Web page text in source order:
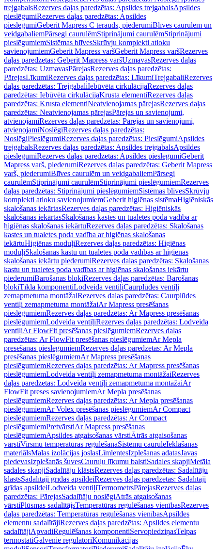
trejgabalsRezerves daļas paredzētas: Apsildes trejgabalsApsildes
pieslēgumiRezerves daļas paredzētas: Apsildes
pieslēgumiGeberit Mapress C tērauds, piederumiBlīves caurulēm un
veidgabaliemPārsegi caurulēmStiprinājumi caurulēmStiprinājumi
pieslēgumiemSistēmas blīvesSkrūvju komplekti atloku
savienojumiemGeberit Mapress varšGeberit Mapress varšRezerves
daļas paredzētas: Geberit Mapress varšUzmavasRezerves daļas
paredzētas: UzmavasPārejasRezerves daļas paredzētas:
PārejasLīkumiRezerves daļas paredzētas: LīkumiTrejgabaliRezerves
daļas paredzētas: TrejgabaliIebūvēta cirkulācijaRezerves daļas
paredzētas: Iebūvēta cirkulācijaKrusta elementiRezerves daļas
paredzētas: Krusta elementiNeatvienojamas pārejasRezerves daļas
paredzētas: Neatvienojamas pārejasPārejas un savienojumi,
atvienojamiRezerves daļas paredzētas: Pārejas un savienojumi,
atvienojamiNoslēgiRezerves daļas paredzētas:
NoslēgiPieslēgumiRezerves daļas paredzētas: PieslēgumiApsildes
trejgabalsRezerves daļas paredzētas: Apsildes trejgabalsApsildes
pieslēgumiRezerves daļas paredzētas: Apsildes pieslēgumiGeberit
Mapress varš, piederumiRezerves daļas paredzētas: Geberit Mapress
varš, piederumiBlīves caurulēm un veidgabaliemPārsegi
caurulēmStiprinājumi caurulēmStiprinājumi pieslēgumiemRezerves
daļas paredzētas: Stiprinājumi pieslēgumiemSistēmas blīvesSkrūvju
komplekti atloku savienojumiemGeberit higiēnas sistēmaHigiēniskās
skalošanas iekārtasRezerves daļas paredzētas: Higiēniskās
skalošanas iekārtasSkalošanas kastes un tualetes poda vadība ar
higiēnas skalošanas iekārtuRezerves daļas paredzētas: Skalošanas
kastes un tualetes poda vadība ar higiēnas skalošanas
iekārtuHigiēnas moduļiRezerves daļas paredzētas: Higiēnas
moduļiSkalošanas kastu un tualetes poda vadības ar higiēnas
skalošanas iekārtu piederumiRezerves daļas paredzētas: Skalošanas
kastu un tualetes poda vadības ar higiēnas skalošanas iekārtu
piederumiBarošanas blokiRezerves daļas paredzētas: Barošanas
blokiTīkla komponentiLodveida ventiļiCaurplūdes ventiļi
zemapmetuma montāžaiRezerves daļas paredzētas: Caurplūdes
ventiļi zemapmetuma montāžaiAr Mapress presēšanas
pieslēgumiemRezerves daļas paredzētas: Ar Mapress presēšanas
pieslēgumiemLodveida ventiļiRezerves daļas paredzētas: Lodveida
ventiļiAr FlowFit presēšanas pieslēgumiemRezerves daļas
paredzētas: Ar FlowFit presēšanas pieslēgumiemAr Mepla
presēšanas pieslēgumiemRezerves daļas paredzētas: Ar Mepla
presēšanas pieslēgumiemAr Mapress presēšanas
pieslēgumiemRezerves daļas paredzētas: Ar Mapress presēšanas
pieslēgumiemLodveida ventiļi zemapmetuma montāžaiRezerves
daļas paredzētas: Lodveida ventiļi zemapmetuma montāžaiAr
FlowFit preses savienojumiemAr Mepla presēšanas
pieslēgumiemRezerves daļas paredzētas: Ar Mepla presēšanas
pieslēgumiemAr Volex presēšanas pieslēgumiemAr Compact
pieslēgumiemRezerves daļas paredzētas: Ar Compact
pieslēgumiemPretvārstiAr Mapress presēšanas
pieslēgumiemApsildes atgaisošanas vārstiĀtrās atgaisošanas
vārstiVirsmu temperatūras regulēšanaSistēmu cauruleIeklāšanas
materiālsMalas izolācijas joslasLīmlentesIzplešanas adatasJavas
piedevasIzplešanās šuvesCauruļu līkumu balstiSadales skapjiMetāla
sadales skapjiSadalītāju klāstsRezerves daļas paredzētas: Sadalītāju
klāstsSadalītāji grīdas apsildeiRezerves daļas paredzētas: Sadalītāji
grīdas apsildeiLodveida ventiļiTermometrsPārejasRezerves daļas
paredzētas: PārejasSadalītāju noslēgiĀtrās atgaisošanas
vārstiPlūsmas sadalītājsTemperatūras regulēšanas vienībasRezerves
daļas paredzētas: Temperatūras regulēšanas vienībasApsildes
elementu sadalītājiRezerves daļas paredzētas: Apsildes elementu
sadalītājiApvadiRegulēšanas komponentiServopiedziņasTelpas
termostatiGalvenie regulatoriKomunikācijas